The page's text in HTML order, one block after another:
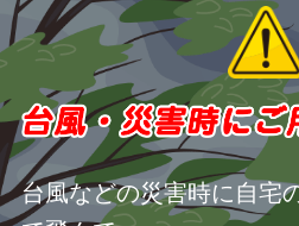
台風などの災害時に自宅